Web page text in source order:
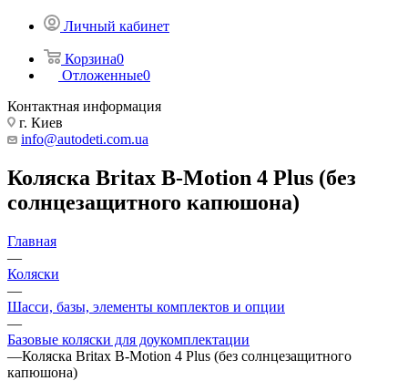
Личный кабинет
Корзина0
Отложенные0
Контактная информация
г. Киев
info@autodeti.com.ua
Коляска Britax B-Motion 4 Plus (без
солнцезащитного капюшона)
Главная
—
Коляски
—
Шасси, базы, элементы комплектов и опции
—
Базовые коляски для доукомплектации
—Коляска Britax B-Motion 4 Plus (без солнцезащитного
капюшона)